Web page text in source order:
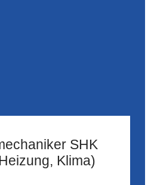
SHK
Klima)